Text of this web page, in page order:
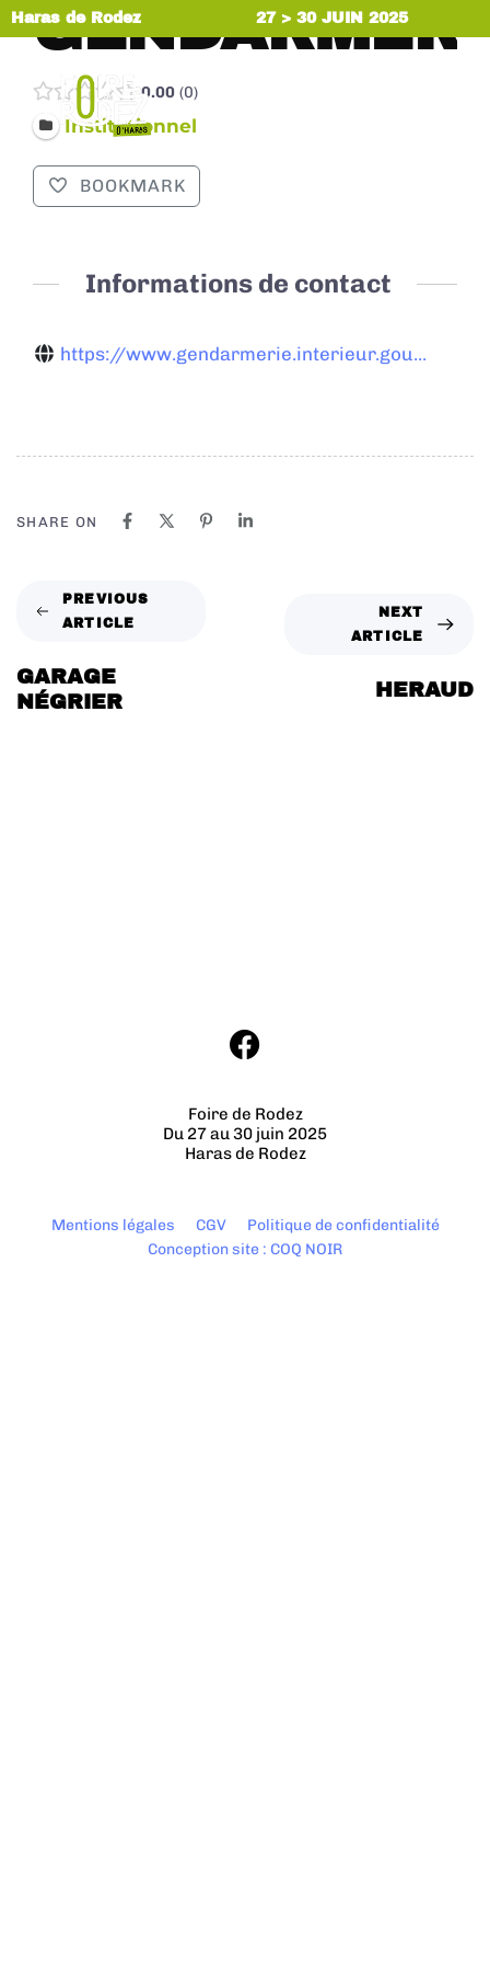
Haras de Rodez 27 > 30 JUIN 2025
0.00 0
Institutionnel
BOOKMARK
Informations de contact
https://www.gendarmerie.interieur.gou...
SHARE ON
PREVIOUS
ARTICLE
GARAGE
NÉGRIER
NEXT
ARTICLE
HERAUD
Foire de Rodez
Du 27 au 30 juin 2025
Haras de Rodez
Mentions légales CGV
Politique de confidentialité
Conception site : COQ NOIR